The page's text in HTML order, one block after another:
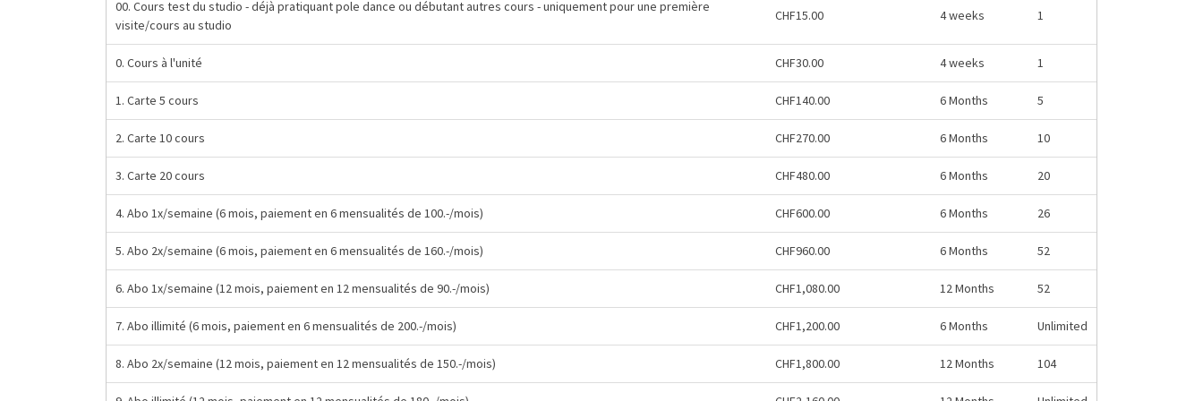
00. Cours test du studio - déjà pratiquant pole dance ou débutant autres cours - uniquement pour une première
visite/cours au studio
CHF15.00 4 weeks 1
0. Cours à l'unité CHF30.00 4 weeks 1
1. Carte 5 cours CHF140.00 6 Months 5
2. Carte 10 cours CHF270.00 6 Months 10
3. Carte 20 cours CHF480.00 6 Months 20
4. Abo 1x/semaine (6 mois, paiement en 6 mensualités de 100.-/mois) CHF600.00 6 Months 26
5. Abo 2x/semaine (6 mois, paiement en 6 mensualités de 160.-/mois) CHF960.00 6 Months 52
6. Abo 1x/semaine (12 mois, paiement en 12 mensualités de 90.-/mois) CHF1,080.00 12 Months 52
7. Abo illimité (6 mois, paiement en 6 mensualités de 200.-/mois) CHF1,200.00 6 Months Unlimited
8. Abo 2x/semaine (12 mois, paiement en 12 mensualités de 150.-/mois) CHF1,800.00 12 Months 104